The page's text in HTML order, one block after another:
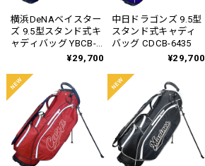
横浜DeNAベイスター
ズ 9.5型スタンド式キ
ャディバッグ YBCB-
¥29,700
中日ドラゴンズ 9.5型
スタンド式キャディ
バッグ CDCB-6435
¥29,700